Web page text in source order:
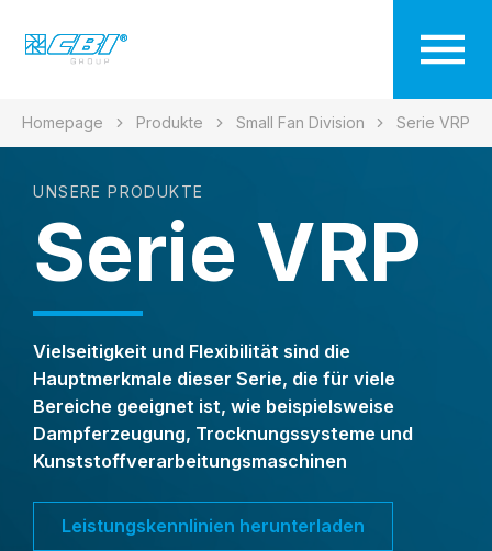
Homepage Produkte Small Fan Division Serie VRP
UNSERE PRODUKTE
Serie VRP
Vielseitigkeit und Flexibilität sind die
Hauptmerkmale dieser Serie, die für viele
Bereiche geeignet ist, wie beispielsweise
Dampferzeugung, Trocknungssysteme und
Kunststoffverarbeitungsmaschinen
Leistungskennlinien herunterladen